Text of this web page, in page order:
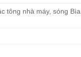
tông nhà máy, sóng Bìa